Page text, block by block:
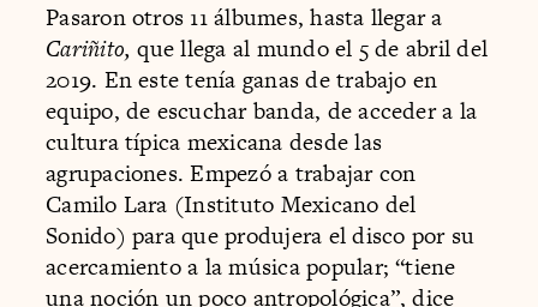
Pasaron otros 11 álbumes, hasta llegar a
Cariñito,que llega al mundo el 5 de abril del
2019. En este tenía ganas de trabajo en
equipo, de escuchar banda, de acceder a la
cultura típica mexicana desde las
agrupaciones. Empezó a trabajar con
Camilo Lara (Instituto Mexicano del
Sonido) para que produjera el disco por su
acercamiento a la música popular; “tiene
una noción un poco antropológica”, dice